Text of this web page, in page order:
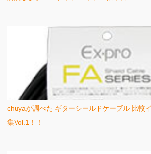
chuyaが調べた ギターシールドケーブル 比較
集Vol.1！！